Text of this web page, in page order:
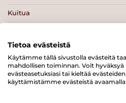
Kuitua
Suolaa
Tietoa evästeistä
Käytämme tällä sivustolla evästeitä
mahdollisen toiminnan. Voit
evästeasetuksiasi tai kieltää
käyttämistämme evästeistä